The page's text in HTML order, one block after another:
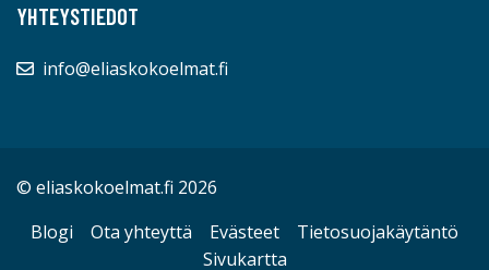
YHTEYSTIEDOT
info@eliaskokoelmat.fi
© eliaskokoelmat.fi 2026
Blogi
Ota yhteyttä Evästeet
Tietosuojakäytäntö
Sivukartta